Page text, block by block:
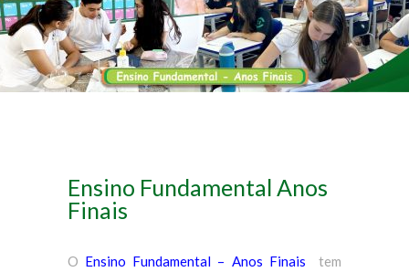
Ensino Fundamental Anos
Finais
O Ensino Fundamental – Anos Finais
tem